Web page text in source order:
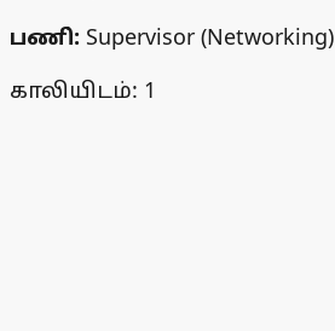
பணி்: Supervisor (Networking)
காலியிடம்: 1